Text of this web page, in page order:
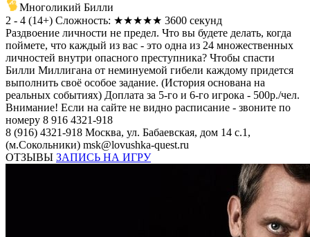
Многоликий Билли
2 - 4 (14+) Сложность: ★★★★★ 3600 секунд
Раздвоение личности не предел. Что вы будете делать, когда
поймете, что каждый из вас - это одна из 24 множественных
личностей внутри опасного преступника? Чтобы спасти
Билли Миллигана от неминуемой гибели каждому придется
выполнить своё особое задание. (История основана на
реальных событиях) Доплата за 5-го и 6-го игрока - 500р./чел.
Внимание! Если на сайте не видно расписание - звоните по
номеру 8 916 4321-918
8 (916) 4321-918 Москва, ул. Бабаевская, дом 14 с.1,
(м.Сокольники) msk@lovushka-quest.ru
ОТЗЫВЫ ЗАПИСЬ НА ИГРУ